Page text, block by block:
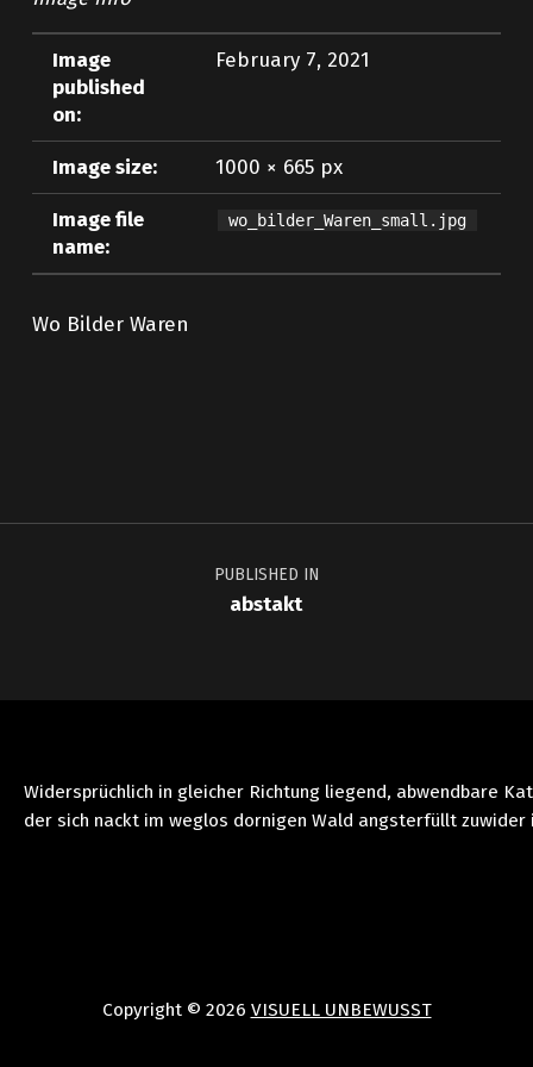
Image
published
on:
February 7, 2021
Image size: 1000 × 665 px
Image file
name:
wo_bilder_Waren_small.jpg
Wo Bilder Waren
Post navigation
PUBLISHED IN
abstakt
Widersprüchlich in gleicher Richtung liegend, abwendbare
der sich nackt im weglos dornigen Wald angsterfüllt
Copyright © 2026 VISUELL UNBEWUSST